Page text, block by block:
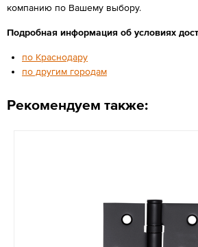
компанию по Вашему выбору.
Подробная информация об условиях
по Краснодару
по другим городам
Рекомендуем также: